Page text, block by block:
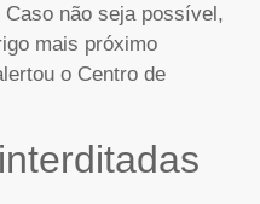
não seja possível,
mais próximo
o Centro de